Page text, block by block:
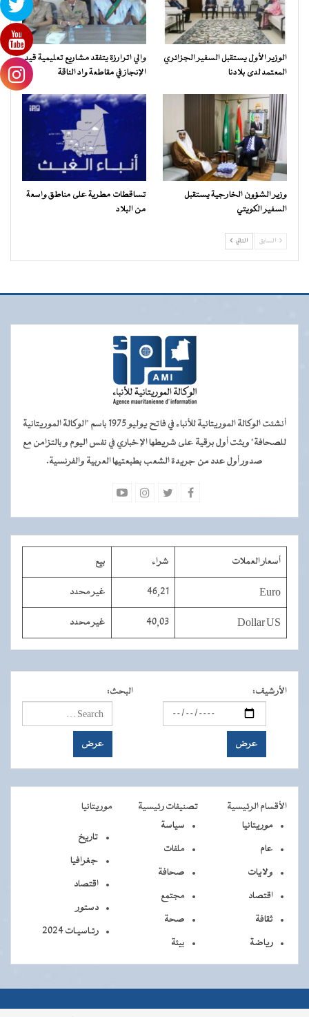
الوزير الأول يستقبل السفير الجزائري
المعتمد لدى بلادنا
والي اترارزة يتفقد مشاريع تعليمية قيد
الإنجاز في مقاطعة واد الناقة
وزير الشؤون الخارجية يستقبل
السفير الكويتي
تساقطات مطرية على مناطق واسعة
من البلاد
السابق التالي
أنشئت الوكالة الموريتانية للأنباء في فاتح يوليو 1975 باسم "الوكالة الموريتانية
للصحافة" وبثت أول برقية على شريطها الإخباري في نفس اليوم و بالتزامن مع
صدور أول عدد من جريدة الشعب بطبعتيها العربية والفرنسية.
أسعار العملات شراء بيع
Euro
46,21 غير محدد
Dollar US
40,03 غير محدد
الأرشيف: البحث:
الأقسام الرئيسية تصنيفات رئيسية
موريتانيا
موريتانيا
عام
ولايات
اقتصاد
ثقافة
رياضة
سياسة
ملفات
صحافة
مجتمع
صحة
بيئة
تاريخ
جغرافيا
اقتصاد
دستور
رئـاسيـات 2024